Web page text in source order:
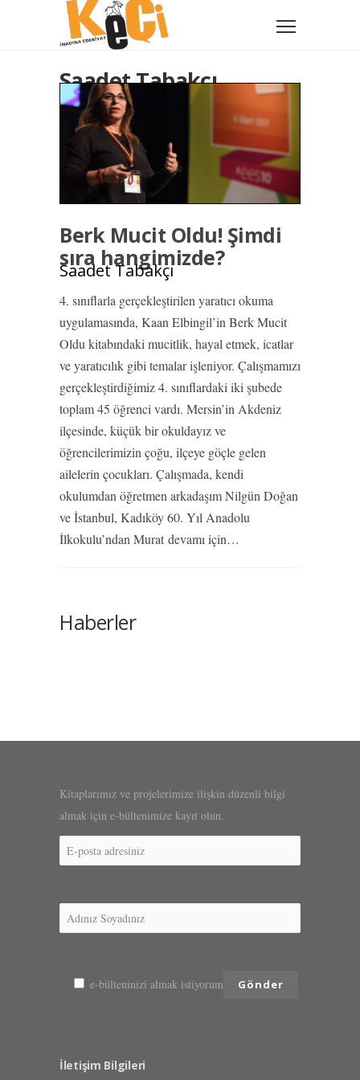
Saadet Tabakçı
Berk Mucit Oldu! Şimdi
sıra hangimizde?
Saadet Tabakçı
4. sınıflarla gerçekleştirilen yaratıcı okuma
uygulamasında, Kaan Elbingil’in Berk Mucit
Oldu kitabındaki mucitlik, hayal etmek, icatlar
ve yaratıcılık gibi temalar işleniyor. Çalışmamızı
gerçekleştirdiğimiz 4. sınıflardaki iki şubede
toplam 45 öğrenci vardı. Mersin’in Akdeniz
ilçesinde, küçük bir okuldayız ve
öğrencilerimizin çoğu, ilçeye göçle gelen
ailelerin çocukları. Çalışmada, kendi
okulumdan öğretmen arkadaşım Nilgün Doğan
ve İstanbul, Kadıköy 60. Yıl Anadolu
İlkokulu’ndan Murat devamı için…
Haberler
Kitaplarımız ve projelerimize ilişkin düzenli bilgi
almak için e-bültenimize kayıt olun.
e-bülteninizi almak istiyorum
İletişim Bilgileri